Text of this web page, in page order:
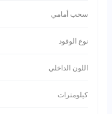
سحب أمامي
نوع الوقود
اللون الداخلي
كيلومترات